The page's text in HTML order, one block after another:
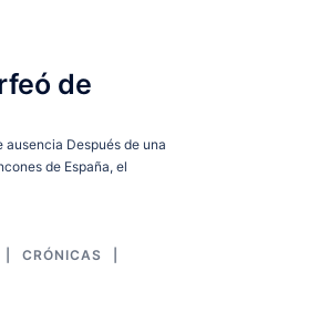
de
ausencia Después de una
de España, el
CRÓNICAS